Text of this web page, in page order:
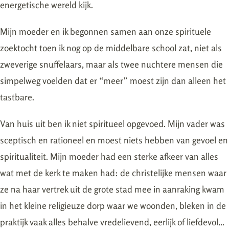
energetische wereld kijk.
Mijn moeder en ik begonnen samen aan onze spirituele
zoektocht toen ik nog op de middelbare school zat, niet als
zweverige snuffelaars, maar als twee nuchtere mensen die
simpelweg voelden dat er “meer” moest zijn dan alleen het
tastbare.
Van huis uit ben ik niet spiritueel opgevoed. Mijn vader was
sceptisch en rationeel en moest niets hebben van gevoel en
spiritualiteit. Mijn moeder had een sterke afkeer van alles
wat met de kerk te maken had: de christelijke mensen waar
ze na haar vertrek uit de grote stad mee in aanraking kwam
in het kleine religieuze dorp waar we woonden, bleken in de
praktijk vaak alles behalve vredelievend, eerlijk of liefdevol…